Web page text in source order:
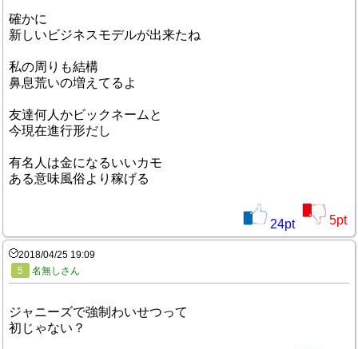
確かに
新しいビジネスモデルが出来たね
私の周りも結構
鼻息荒いの増えてるよ
友達何人かビックネームと
今現在進行形だし
有名人は金になるいいカモ
ある意味風俗より稼げる
24pt 5pt
2018/04/25 19:09
5
名無しさん
ジャニーズで強制わいせつって
初じゃない？